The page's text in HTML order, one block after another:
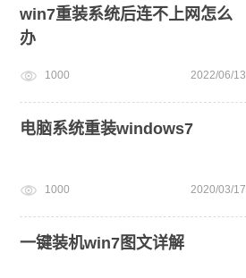
win7重装系统后连不上网怎么
办
1000 2022/06/13
电脑系统重装windows7
1000 2020/03/17
一键装机win7图文详解